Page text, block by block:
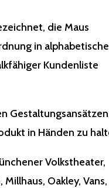
die Maus
in
Kundenliste
in Händen zu
Volkstheater,
Millhaus, Oakley, Vans,